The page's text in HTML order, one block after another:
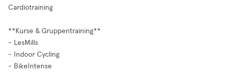
Cardiotraining
**Kurse & Gruppentraining**
- LesMills
- Indoor Cycling
- BikeIntense